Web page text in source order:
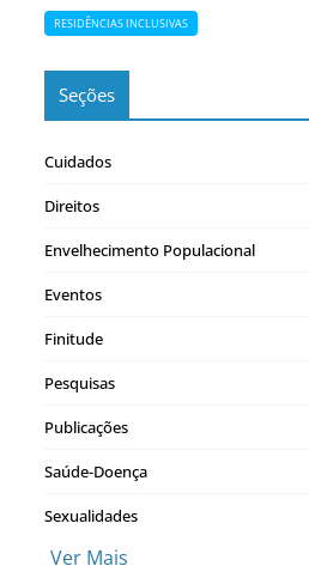
RESIDÊNCIAS INCLUSIVAS
Seções
Cuidados
Direitos
Envelhecimento Populacional
Eventos
Finitude
Pesquisas
Publicações
Saúde-Doença
Sexualidades
Ver Mais